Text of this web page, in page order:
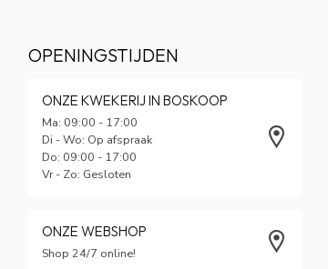
OPENINGSTIJDEN
ONZE KWEKERIJ IN BOSKOOP
Ma: 09:00 - 17:00
Di - Wo: Op afspraak
Do: 09:00 - 17:00
Vr - Zo: Gesloten
ONZE WEBSHOP
Shop 24/7 online!